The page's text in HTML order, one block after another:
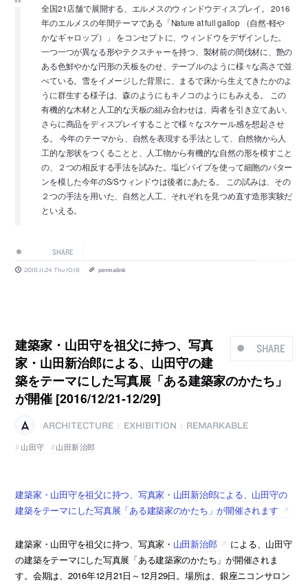
全国21店舗で展開する、エルメスのウィンドウディスプレイ。 2016
年のエルメスの年間テーマである「Nature at full gallop （自然‐軽や
かなギャロップ）」 をコンセプトに、ウィンドウをデザインした。
一つ一つが異なる形やテクスチャーを持つ、製材前の間伐材に、艶の
ある色鮮やかな円形の天板をのせ、テーブルのように様々な高さで並
べている。雪をイメージした背景に、まるで床から生えてきたかのよ
うに群生する様子は、森のようにもキノコのようにもみえる。 この
有機的な木材と人工的な天板の組み合わせは、両者を引き立てあい、
さらに商品をディスプレイすることで様々なスケール感を想起させ
る。 今年のテーマから、自然を表現する手法として、自然物から人
工的な形状をつくることと、人工物から有機的な自然の形を模すこと
の、２つの相反する手法を試みた。塩ビパイプを使って細胞のパター
ンを模した今年のS/Sウィンドウは後者にあたる。 この試みは、その
２つの手法を用いた、自然と人工、それぞれを見つめ直す造形実験だ
といえる。
SHARE
2016.11.24 Thu 10:18 permalink
SHARE
建築家・山田守を祖父に持つ、写真
家・山田新治郎による、山田守の建
築をテーマにした写真展「ある建築家のかたち」
が開催 [2016/12/21-12/29]
ARCHITECTURE EXHIBITION
REMARKABLE
山田守
山田新治郎
建築家・山田守を祖父に持つ、写真家・山田新治郎による、山田守の
建築をテーマにした写真展「ある建築家のかたち」が開催されます
建築家・山田守を祖父に持つ、写真家・ 山田新治郎
による、山田守
の建築をテーマにした写真展「ある建築家のかたち」が開催されま
す。会期は、2016年12月21日～12月29日。場所は、銀座ニコンサロン